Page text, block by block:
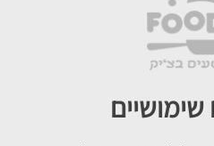
שימושיים